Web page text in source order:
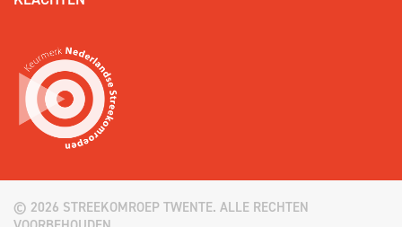
© 2026 STREEKOMROEP TWENTE. ALLE RECHTEN